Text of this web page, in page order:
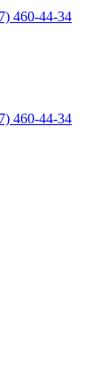
460-44-34
460-44-34